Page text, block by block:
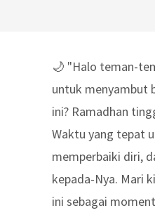
🌙 "Halo teman-
untuk menyambut
ini? Ramadhan
Waktu yang tepat
memperbaiki diri,
kepada-Nya. Mari
ini sebagai